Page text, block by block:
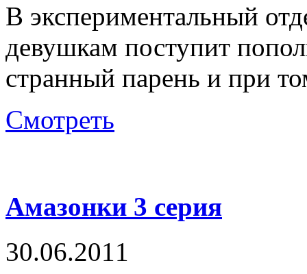
В экспериментальный
девушкам поступит
странный парень и при
Смотреть
Амазонки 3 серия
30.06.2011